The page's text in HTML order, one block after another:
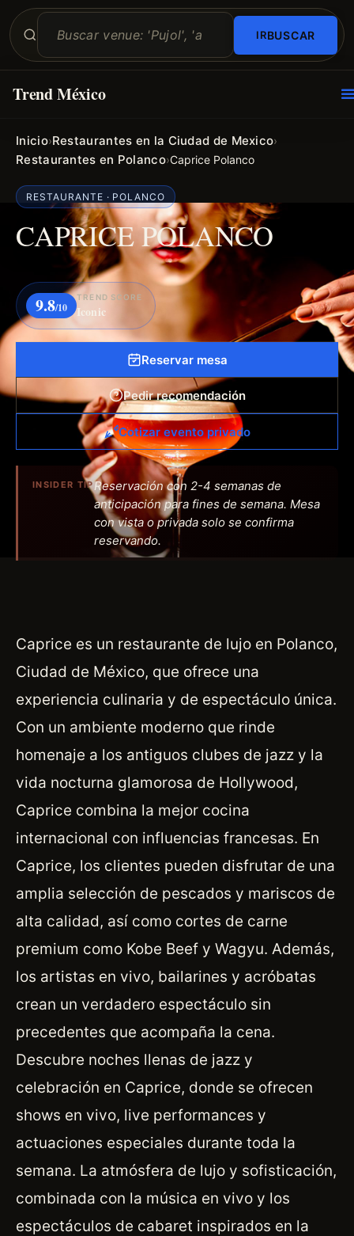
BUSCAR
Trend México
Inicio›Restaurantes en la Ciudad de Mexico›
Restaurantes en Polanco›Caprice Polanco
RESTAURANTE · POLANCO
CAPRICE POLANCO
9.8/10
TREND SCORE
Iconic
Reservar mesa
Pedir recomendación
Cotizar evento privado
INSIDER TIP Reservación con 2-4 semanas de
anticipación para fines de semana. Mesa
con vista o privada solo se confirma
reservando.
Caprice es un restaurante de lujo en Polanco,
Ciudad de México, que ofrece una
experiencia culinaria y de espectáculo única.
Con un ambiente moderno que rinde
homenaje a los antiguos clubes de jazz y la
vida nocturna glamorosa de Hollywood,
Caprice combina la mejor cocina
internacional con influencias francesas. En
Caprice, los clientes pueden disfrutar de una
amplia selección de pescados y mariscos de
alta calidad, así como cortes de carne
premium como Kobe Beef y Wagyu. Además,
los artistas en vivo, bailarines y acróbatas
crean un verdadero espectáculo sin
precedentes que acompaña la cena.
Descubre noches llenas de jazz y
celebración en Caprice, donde se ofrecen
shows en vivo, live performances y
actuaciones especiales durante toda la
semana. La atmósfera de lujo y sofisticación,
combinada con la música en vivo y los
espectáculos de cabaret inspirados en la